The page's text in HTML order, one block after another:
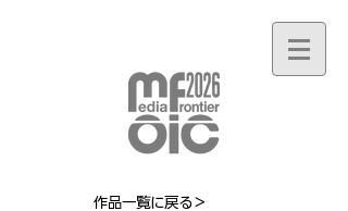
作品一覧に戻る＞